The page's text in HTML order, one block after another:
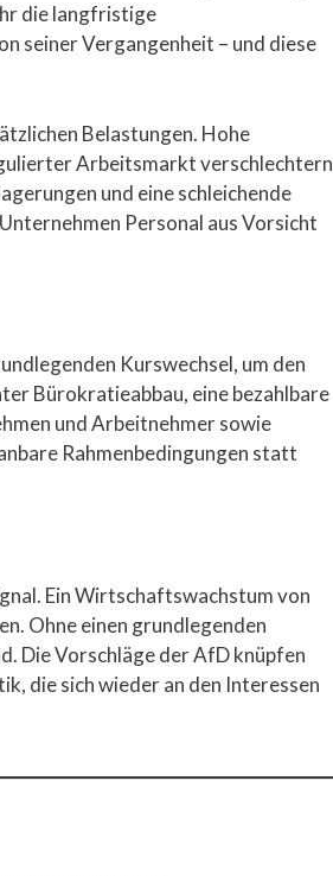
die langfristige
seiner Vergangenheit – und diese
Belastungen. Hohe
Arbeitsmarkt verschlechtern
und eine schleichende
Personal aus Vorsicht
Kurswechsel, um den
Bürokratieabbau, eine bezahlbare
und Arbeitnehmer sowie
Rahmenbedingungen statt
Ein Wirtschaftswachstum von
Ohne einen grundlegenden
Die Vorschläge der AfD knüpfen
die sich wieder an den Interessen